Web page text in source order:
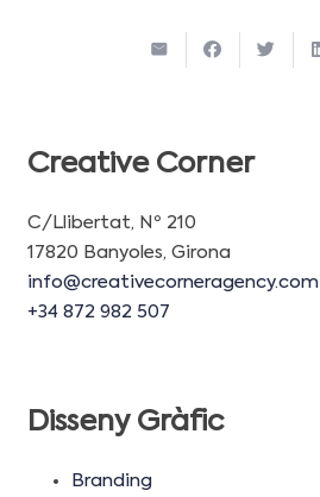
Creative Corner
C/Llibertat, Nº 210
17820 Banyoles, Girona
info@creativecorneragency.com
+34 872 982 507
Disseny Gràfic
Branding